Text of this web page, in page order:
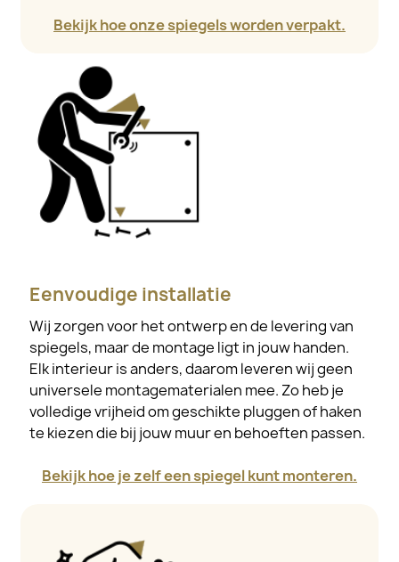
Bekijk hoe onze spiegels worden verpakt.
Eenvoudige installatie
Wij zorgen voor het ontwerp en de levering van
spiegels, maar de montage ligt in jouw handen.
Elk interieur is anders, daarom leveren wij geen
universele montagematerialen mee. Zo heb je
volledige vrijheid om geschikte pluggen of haken
te kiezen die bij jouw muur en behoeften passen.
Bekijk hoe je zelf een spiegel kunt monteren.